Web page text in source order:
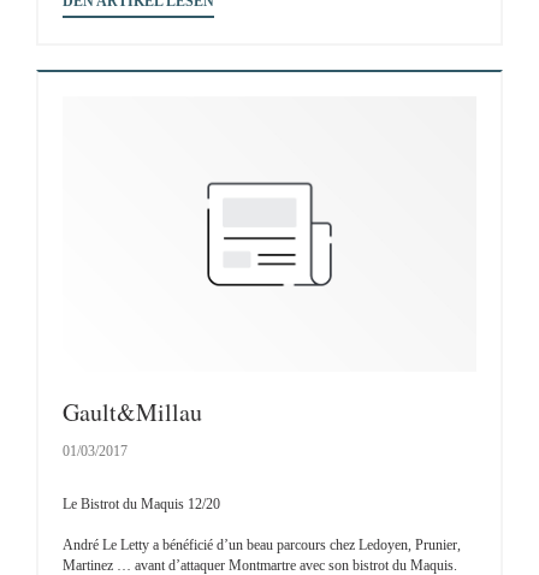
Gault&Millau
01/03/2017
Le Bistrot du Maquis 12/20
André Le Letty a bénéficié d’un beau parcours chez Ledoyen, Prunier,
Martinez … avant d’attaquer Montmartre avec son bistrot du Maquis.